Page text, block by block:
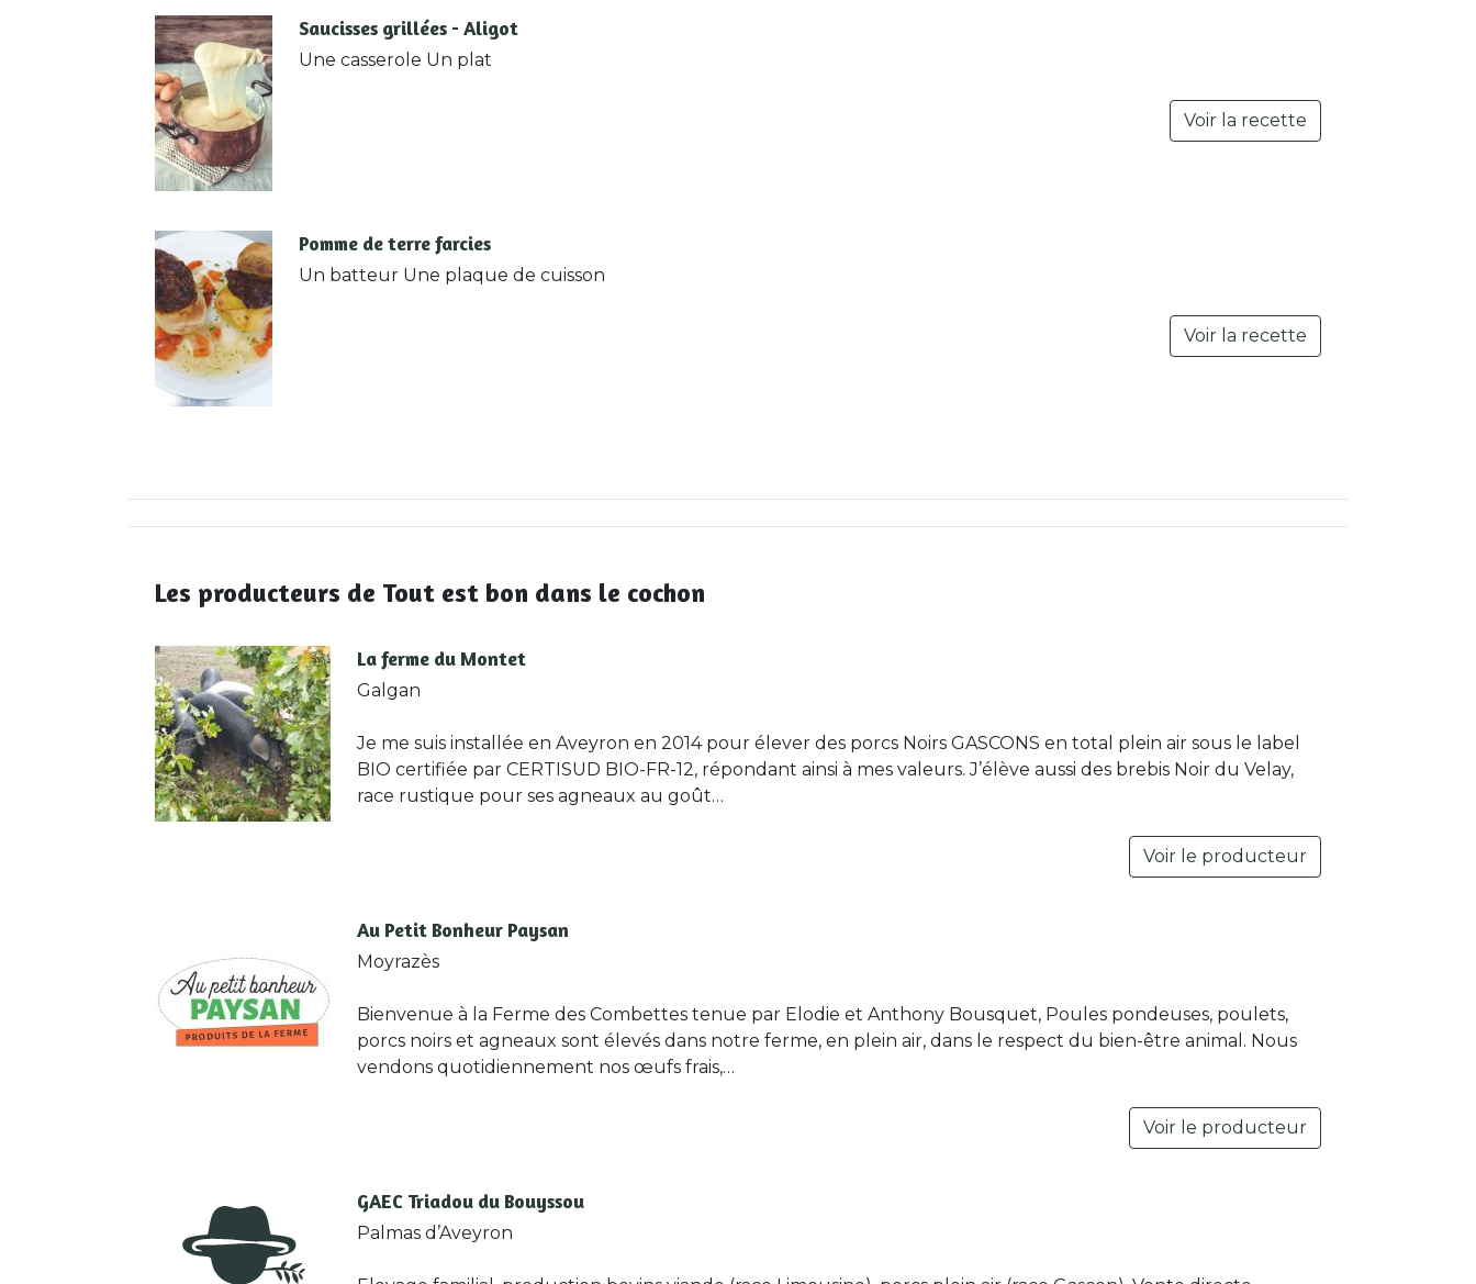
Saucisses grillées - Aligot
Une casserole Un plat
Voir la recette
Pomme de terre farcies
Un batteur Une plaque de cuisson
Voir la recette
Les producteurs de Tout est bon dans le cochon
La ferme du Montet
Galgan
Je me suis installée en Aveyron en 2014 pour élever des porcs Noirs GASCONS en total plein air sous le label
BIO certifiée par CERTISUD BIO-FR-12, répondant ainsi à mes valeurs. J’élève aussi des brebis Noir du Velay,
race rustique pour ses agneaux au goût…
Voir le producteur
Au Petit Bonheur Paysan
Moyrazès
Bienvenue à la Ferme des Combettes tenue par Elodie et Anthony Bousquet, Poules pondeuses, poulets,
porcs noirs et agneaux sont élevés dans notre ferme, en plein air, dans le respect du bien-être animal. Nous
vendons quotidiennement nos œufs frais,…
Voir le producteur
GAEC Triadou du Bouyssou
Palmas d’Aveyron